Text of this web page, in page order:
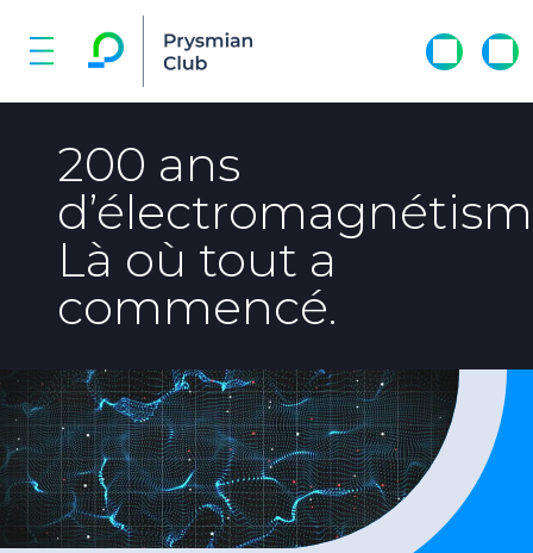
200 ans
Là où tout a
commencé.